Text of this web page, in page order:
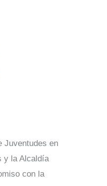
Juventudes en
y la Alcaldía
con la